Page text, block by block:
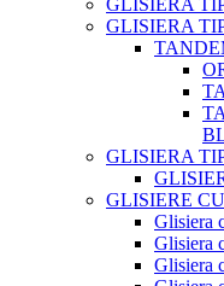
GLISIERA
GLISIERA
GLISIERE
Glisiera
Glisiera
Glisiera